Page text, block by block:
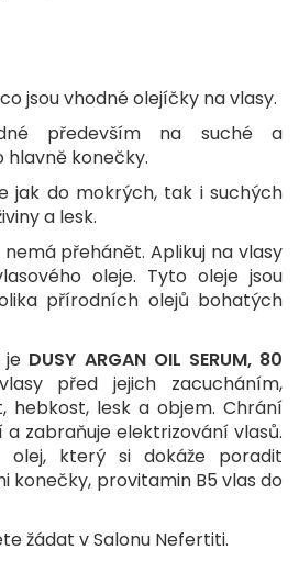
jsou vhodné olejíčky na vlasy.
především na suché a
hlavně konečky.
jak do mokrých, tak i suchých
a lesk.
přehánět. Aplikuj na vlasy
oleje. Tyto oleje jsou
přírodních olejů bohatých
je DUSY ARGAN OIL SERUM, 80
před jejich zacucháním,
hebkost, lesk a objem. Chrání
zabraňuje elektrizování vlasů.
olej, který si dokáže poradit
konečky, provitamin B5 vlas do
žádat v Salonu Nefertiti.